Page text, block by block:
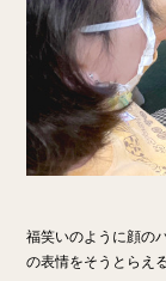
福笑いのように顔の
の表情をそうとらえ